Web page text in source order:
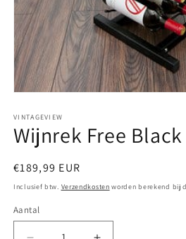
openen
in
modaal
VINTAGEVIEW
Wijnrek Free Black
Normale
prijs
€189,99 EUR
Inclusief btw. Verzendkosten worden berekend bij
Aantal